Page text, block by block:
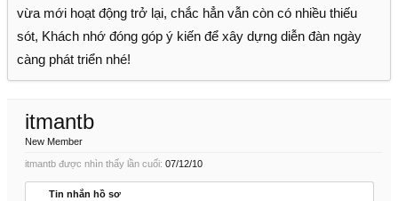
vừa mới hoạt động trở lại, chắc hẳn vẫn còn có nhiều thiếu
sót, Khách nhớ đóng góp ý kiến để xây dựng diễn đàn ngày
càng phát triển nhé!
itmantb
New Member
itmantb được nhìn thấy lần cuối: 07/12/10
Tin nhắn hồ sơ